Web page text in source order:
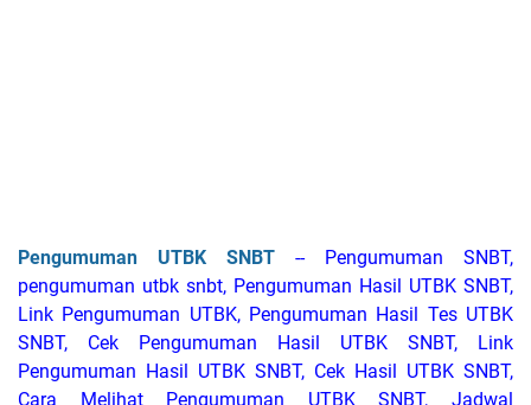
Pengumuman UTBK SNBT -- Pengumuman SNBT,
pengumuman utbk snbt, Pengumuman Hasil UTBK SNBT,
Link Pengumuman UTBK, Pengumuman Hasil Tes UTBK
SNBT, Cek Pengumuman Hasil UTBK SNBT, Link
Pengumuman Hasil UTBK SNBT, Cek Hasil UTBK SNBT,
Cara Melihat Pengumuman UTBK SNBT, Jadwal